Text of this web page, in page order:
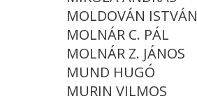
MOLDOVÁN ISTVÁN
MOLNÁR C. PÁL
MOLNÁR Z. JÁNOS
MUND HUGÓ
MURIN VILMOS